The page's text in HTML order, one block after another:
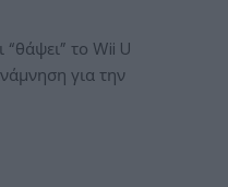
το Wii U
για την